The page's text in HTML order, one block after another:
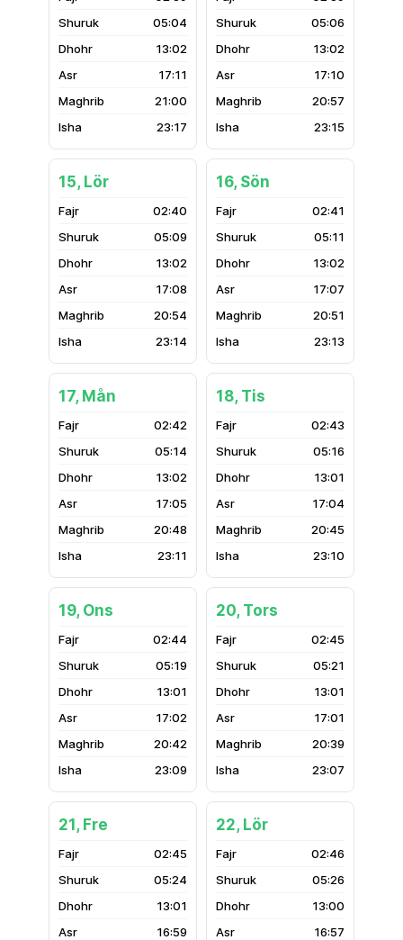
05:04
13:02
17:11
21:00
23:17
05:06
13:02
17:10
20:57
23:15
15, Lör
02:40
05:09
13:02
17:08
20:54
23:14
16, Sön
02:41
05:11
13:02
17:07
20:51
23:13
17, Mån
02:42
05:14
13:02
17:05
20:48
23:11
18, Tis
02:43
05:16
13:01
17:04
20:45
23:10
19, Ons
02:44
05:19
13:01
17:02
20:42
23:09
20, Tors
02:45
05:21
13:01
17:01
20:39
23:07
21, Fre
02:45
05:24
13:01
16:59
22, Lör
02:46
05:26
13:00
16:57